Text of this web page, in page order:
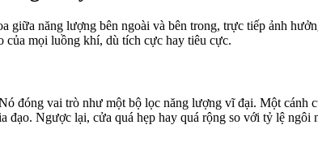
năng lượng bên ngoài và bên trong, trực tiếp ảnh
của mọi luồng khí, dù tích cực hay tiêu cực.
đóng vai trò như một bộ lọc năng lượng vĩ đại. Một
Ngược lại, cửa quá hẹp hay quá rộng so với tỷ lệ